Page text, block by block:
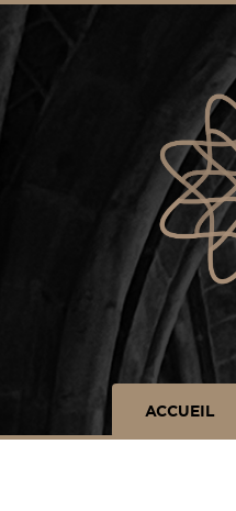
ACCUEIL
Panneau de gestion des cookies